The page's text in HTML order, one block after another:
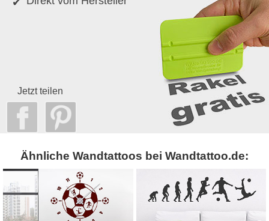
Jetzt teilen
Ähnliche Wandtattoos bei Wandtattoo.de: